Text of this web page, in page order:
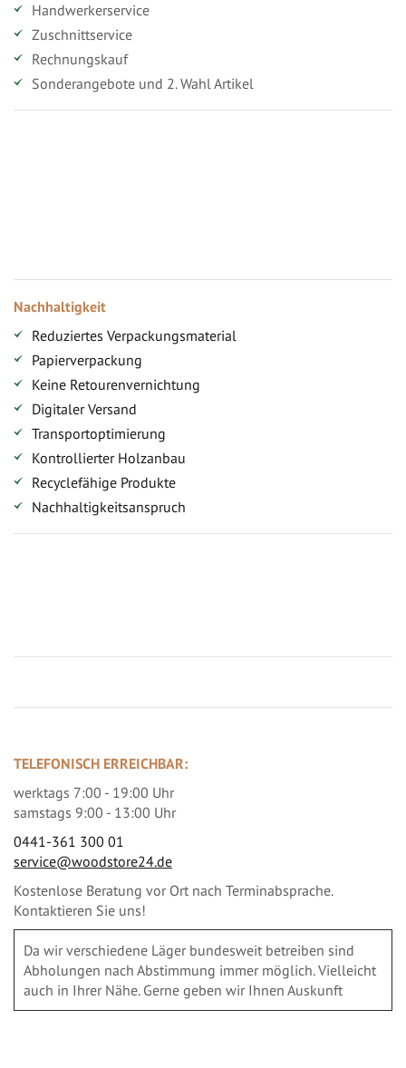
Handwerkerservice
Zuschnittservice
Rechnungskauf
Sonderangebote und 2. Wahl Artikel
Nachhaltigkeit
Reduziertes Verpackungsmaterial
Papierverpackung
Keine Retourenvernichtung
Digitaler Versand
Transportoptimierung
Kontrollierter Holzanbau
Recyclefähige Produkte
Nachhaltigkeitsanspruch
TELEFONISCH ERREICHBAR:
werktags 7:00 - 19:00 Uhr
samstags 9:00 - 13:00 Uhr
0441-361 300 01
service@woodstore24.de
Kostenlose Beratung vor Ort nach Terminabsprache.
Kontaktieren Sie uns!
Da wir verschiedene Läger bundesweit betreiben sind
Abholungen nach Abstimmung immer möglich. Vielleicht
auch in Ihrer Nähe. Gerne geben wir Ihnen Auskunft